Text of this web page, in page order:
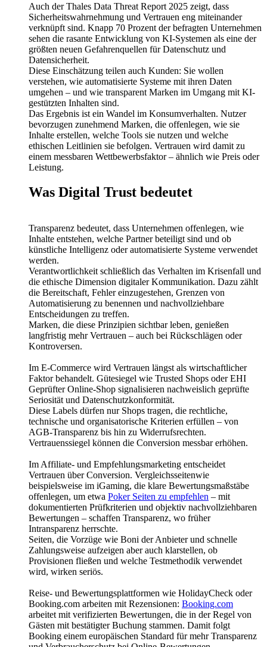
Auch der Thales Data Threat Report 2025 zeigt, dass
Sicherheitswahrnehmung und Vertrauen eng miteinander
verknüpft sind. Knapp 70 Prozent der befragten Unternehmen
sehen die rasante Entwicklung von KI-Systemen als eine der
größten neuen Gefahrenquellen für Datenschutz und
Datensicherheit.
Diese Einschätzung teilen auch Kunden: Sie wollen
verstehen, wie automatisierte Systeme mit ihren Daten
umgehen – und wie transparent Marken im Umgang mit KI-
gestützten Inhalten sind.
Das Ergebnis ist ein Wandel im Konsumverhalten. Nutzer
bevorzugen zunehmend Marken, die offenlegen, wie sie
Inhalte erstellen, welche Tools sie nutzen und welche
ethischen Leitlinien sie befolgen. Vertrauen wird damit zu
einem messbaren Wettbewerbsfaktor – ähnlich wie Preis oder
Leistung.
Was Digital Trust bedeutet
Transparenz bedeutet, dass Unternehmen offenlegen, wie
Inhalte entstehen, welche Partner beteiligt sind und ob
künstliche Intelligenz oder automatisierte Systeme verwendet
werden.
Verantwortlichkeit schließlich das Verhalten im Krisenfall und
die ethische Dimension digitaler Kommunikation. Dazu zählt
die Bereitschaft, Fehler einzugestehen, Grenzen von
Automatisierung zu benennen und nachvollziehbare
Entscheidungen zu treffen.
Marken, die diese Prinzipien sichtbar leben, genießen
langfristig mehr Vertrauen – auch bei Rückschlägen oder
Kontroversen.
Im E-Commerce wird Vertrauen längst als wirtschaftlicher
Faktor behandelt. Gütesiegel wie Trusted Shops oder EHI
Geprüfter Online-Shop signalisieren nachweislich geprüfte
Seriosität und Datenschutzkonformität.
Diese Labels dürfen nur Shops tragen, die rechtliche,
technische und organisatorische Kriterien erfüllen – von
AGB-Transparenz bis hin zu Widerrufsrechten.
Vertrauenssiegel können die Conversion messbar erhöhen.
Im Affiliate- und Empfehlungsmarketing entscheidet
Vertrauen über Conversion. Vergleichsseitenwie
beispielsweise im iGaming, die klare Bewertungsmaßstäbe
offenlegen, um etwa Poker Seiten zu empfehlen – mit
dokumentierten Prüfkriterien und objektiv nachvollziehbaren
Bewertungen – schaffen Transparenz, wo früher
Intransparenz herrschte.
Seiten, die Vorzüge wie Boni der Anbieter und schnelle
Zahlungsweise aufzeigen aber auch klarstellen, ob
Provisionen fließen und welche Testmethodik verwendet
wird, wirken seriös.
Reise- und Bewertungsplattformen wie HolidayCheck oder
Booking.com arbeiten mit Rezensionen: Booking.com
arbeitet mit verifizierten Bewertungen, die in der Regel von
Gästen mit bestätigter Buchung stammen. Damit folgt
Booking einem europäischen Standard für mehr Transparenz